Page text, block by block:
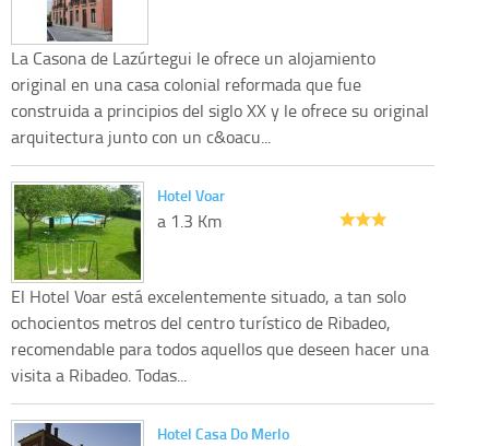
La Casona de Lazúrtegui le ofrece un alojamiento
original en una casa colonial reformada que fue
construida a principios del siglo XX y le ofrece su original
arquitectura junto con un c&oacu...
Hotel Voar
a 1.3 Km
El Hotel Voar está excelentemente situado, a tan solo
ochocientos metros del centro turístico de Ribadeo,
recomendable para todos aquellos que deseen hacer una
visita a Ribadeo. Todas...
Hotel Casa Do Merlo